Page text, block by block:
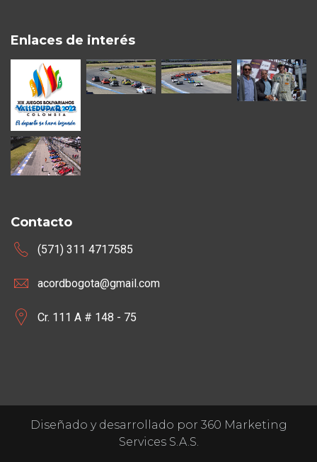
Enlaces de interés
Contacto
(571) 311 4717585
acordbogota@gmail.com
Cr. 111 A # 148 - 75
Diseñado y desarrollado por 360 Marketing
Services S.A.S.